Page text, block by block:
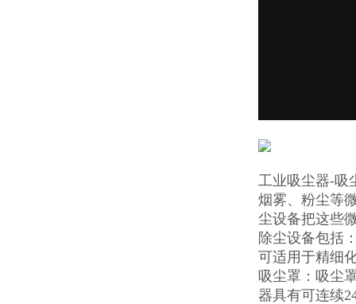
工业吸尘器-吸
烟雾、粉尘等
尘设备把这些
除尘设备包括
可适用于精细
吸尘罩：吸尘
器具有可连续